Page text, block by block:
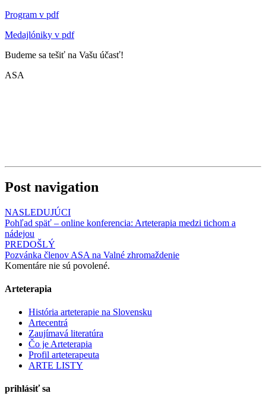
Program v pdf
Medajlóniky v pdf
Budeme sa tešiť na Vašu účasť!
ASA
Post navigation
NASLEDUJÚCI
Pohľad späť – online konferencia: Arteterapia medzi tichom a
nádejou
PREDOŠLÝ
Pozvánka členov ASA na Valné zhromaždenie
Komentáre nie sú povolené.
Arteterapia
História arteterapie na Slovensku
Artecentrá
Zaujímavá literatúra
Čo je Arteterapia
Profil arteterapeuta
ARTE LISTY
prihlásiť sa